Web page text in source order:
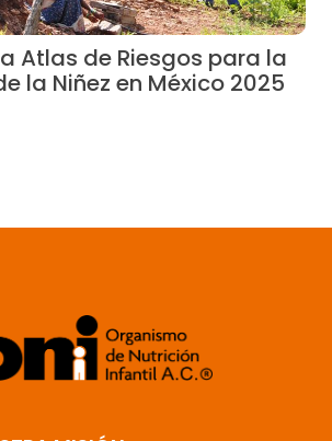
Atlas de Riesgos para la
la Niñez en México 2025